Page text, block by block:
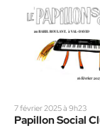
7 février 2025 à 9h23
Papillon Social